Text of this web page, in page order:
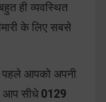
ही व्यवस्थित
के लिए सबसे
आपको अपनी
आप सीधे0129